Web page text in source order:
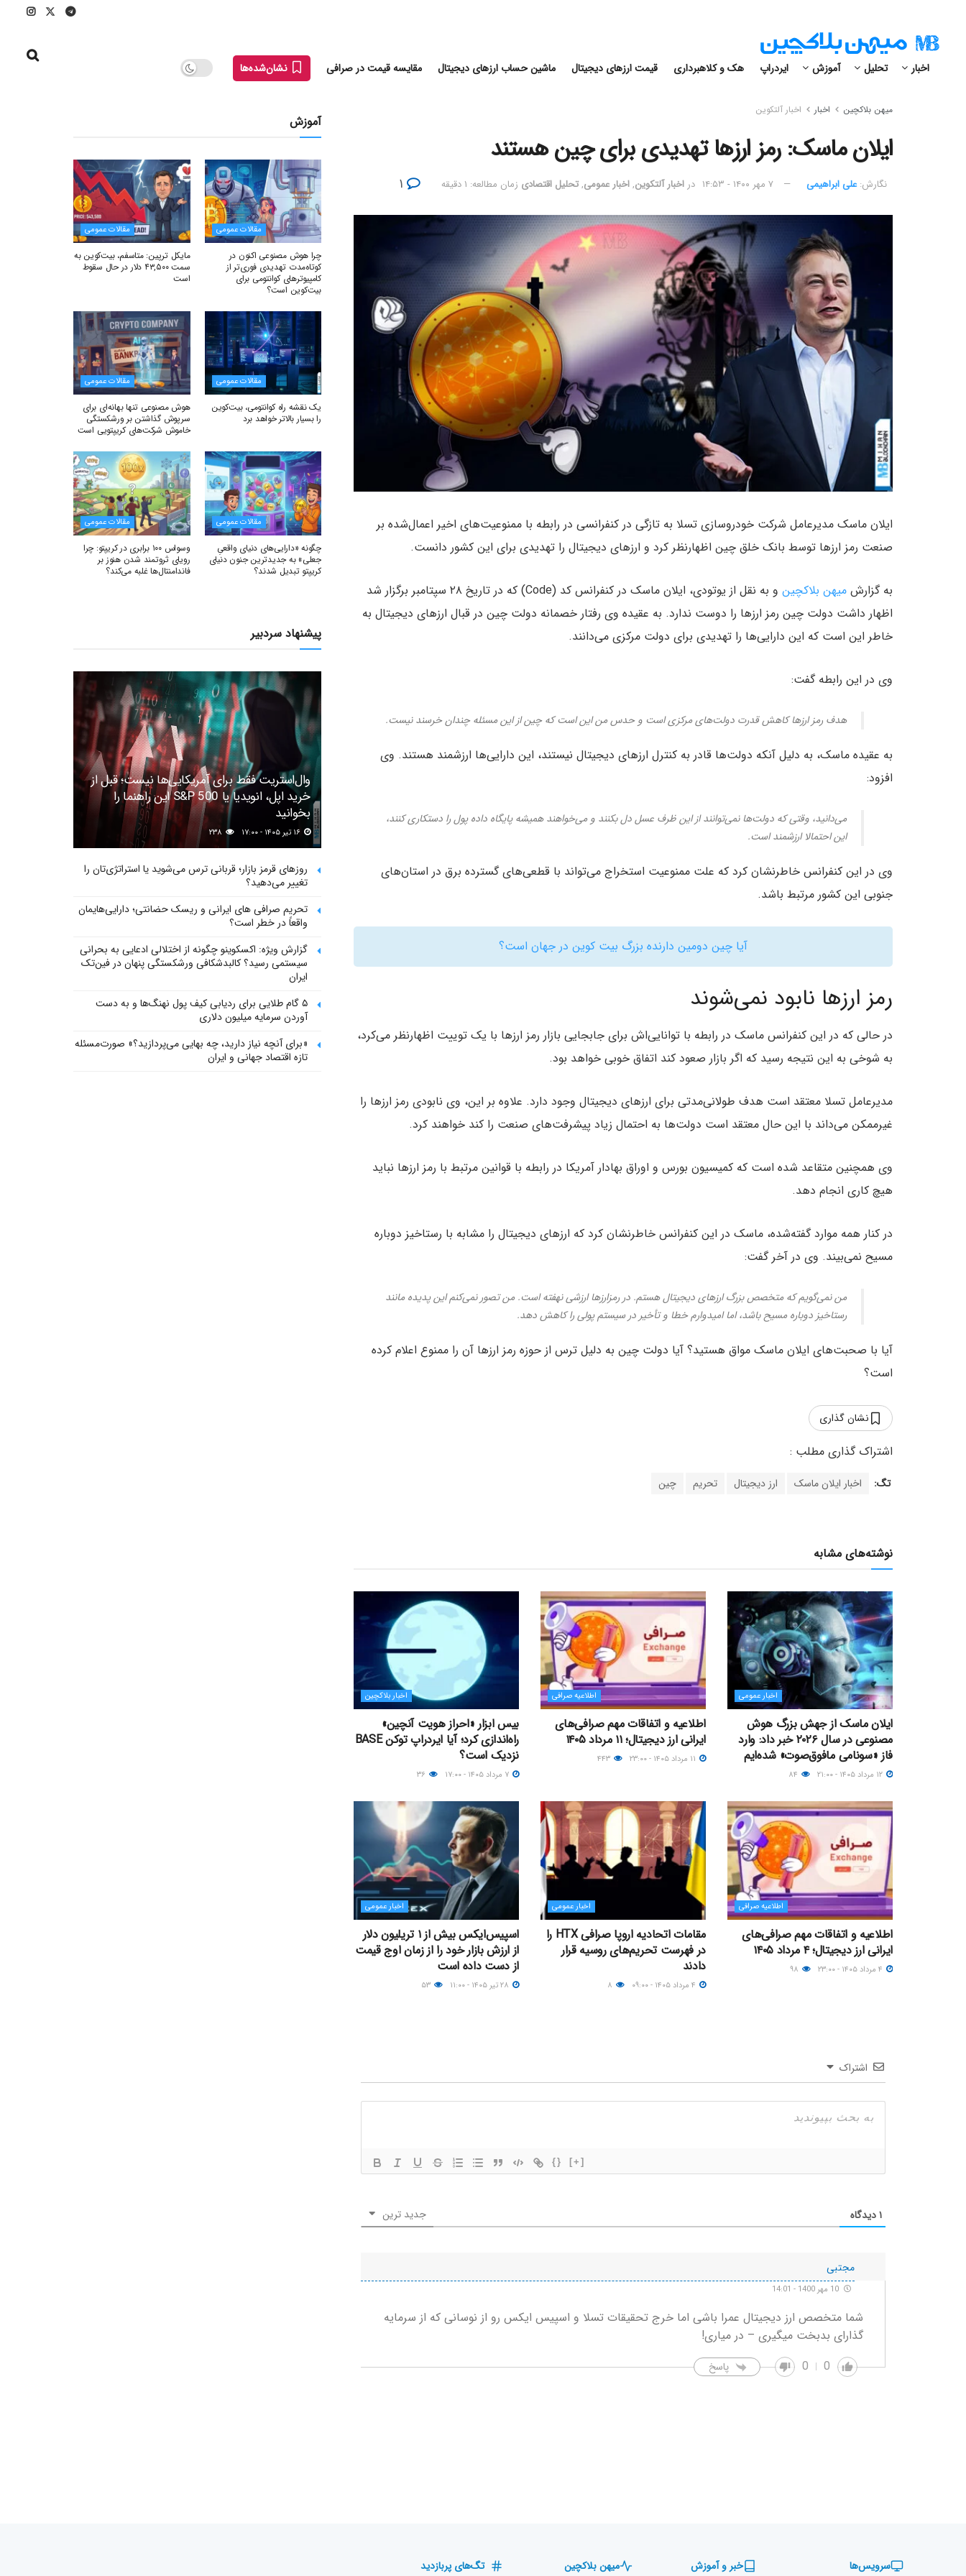
اخبار تحلیل آموزش ایردراپ هک و کلاهبرداری قیمت ارزهای دیجیتال ماشین حساب ارزهای دیجیتال مقایسه قیمت در صرافی نشان‌شده‌ها
میهن بلاکچین اخبار اخبار آلتکوین
ایلان ماسک: رمز ارزها تهدیدی برای چین هستند
نگارش:‌ علی ابراهیمی ۷ مهر ۱۴۰۰ - ۱۴:۵۳ در اخبار آلتکوین,اخبار عمومی,تحلیل اقتصادی زمان مطالعه: ۱ دقیقه
ایلان ماسک مدیرعامل شرکت خودروسازی تسلا به تازگی در کنفرانسی در رابطه با ممنوعیت‌های اخیر اعمال‌شده بر
صنعت رمز ارزها توسط بانک خلق چین اظهارنظر کرد و ارزهای دیجیتال را تهدیدی برای این کشور دانست.
به گزارش میهن بلاکچین
و به نقل از یوتودی، ایلان ماسک در کنفرانس کد (Code) که در تاریخ ۲۸ سپتامبر برگزار شد
اظهار داشت دولت چین رمز ارزها را دوست ندارد. به عقیده وی رفتار خصمانه دولت چین در قبال ارزهای دیجیتال به
خاطر این است که این دارایی‌ها را تهدیدی برای دولت مرکزی می‌دانند.
وی در این رابطه گفت:
هدف رمز ارزها کاهش قدرت دولت‌های مرکزی است و حدس من این است که چین از این مسئله چندان خرسند نیست.
به عقیده ماسک، به دلیل آنکه دولت‌ها قادر به کنترل ارزهای دیجیتال نیستند، این دارایی‌ها ارزشمند هستند. وی
افزود:
می‌دانید، وقتی که دولت‌ها نمی‌توانند از این ظرف عسل دل بکنند و می‌خواهند همیشه پایگاه داده پول را دستکاری کنند،
این احتمالا ارزشمند است.
وی در این کنفرانس خاطرنشان کرد که علت ممنوعیت استخراج می‌تواند با قطعی‌های گسترده برق در استان‌های
جنوبی این کشور مرتبط باشد.
آیا چین دومین دارنده بزرگ بیت کوین در جهان است؟
رمز ارزها نابود نمی‌شوند
در حالی که در این کنفرانس ماسک در رابطه با توانایی‌اش برای جابجایی بازار رمز ارزها با یک توییت اظهارنظر می‌کرد،
به شوخی به این نتیجه رسید که اگر بازار صعود کند اتفاق خوبی خواهد بود.
مدیرعامل تسلا معتقد است هدف طولانی‌مدتی برای ارزهای دیجیتال وجود دارد. علاوه بر این، وی نابودی رمز ارزها را
غیرممکن می‌داند با این حال معتقد است دولت‌ها به احتمال زیاد پیشرفت‌های صنعت را کند خواهند کرد.
وی همچنین متقاعد شده است که کمیسیون بورس و اوراق بهادار آمریکا در رابطه با قوانین مرتبط با رمز ارزها نباید
هیچ کاری انجام دهد.
در کنار همه موارد گفته‌شده، ماسک در این کنفرانس خاطرنشان کرد که ارزهای دیجیتال را مشابه با رستاخیز دوباره
مسیح نمی‌بیند. وی در آخر گفت:
من نمی‌گویم که متخصص بزرگ ارزهای دیجیتال هستم. در رمزارزها ارزشی نهفته است. من تصور نمی‌کنم این پدیده مانند
رستاخیز دوباره مسیح باشد، اما امیدوارم خطا و تأخیر در سیستم پولی را کاهش دهد.
آیا با صحبت‌های ایلان ماسک مواق هستید؟ آیا دولت چین به دلیل ترس از حوزه رمز ارزها آن را ممنوع اعلام کرده
است؟
نشان گذاری
تگ: اخبار ایلان ماسک ارز دیجیتال تحریم چین
نوشته‌های مشابه
اخبار عمومی
ایلان ماسک از جهش بزرگ هوش
مصنوعی در سال ۲۰۲۶ خبر داد: وارد
فاز «سونامی مافوق‌صوت» شده‌ایم
اطلاعیه صرافی
اطلاعیه و اتفاقات مهم صرافی‌های
ایرانی ارز دیجیتال؛ ۱۱ مرداد ۱۴۰۵
اخبار بلاکچین
بیس ابزار «احراز هویت آنچین»
راه‌اندازی کرد؛ آیا ایردراپ توکن BASE
نزدیک‌ است؟
اطلاعیه صرافی
اطلاعیه و اتفاقات مهم صرافی‌های
ایرانی ارز دیجیتال؛ ۴ مرداد ۱۴۰۵
اخبار عمومی
مقامات اتحادیه اروپا صرافی HTX را
در فهرست تحریم‌های روسیه قرار
دادند
اخبار عمومی
اسپیس‌ایکس بیش از ۱ تریلیون دلار
از ارزش بازار خود را از زمان اوج قیمت
از دست داده است
اشتراک
{} [+]
۱دیدگاه جدید ترین
مجتبی
شما متخصص ارز دیجیتال عمرا باشی اما خرج تحقیقات تسلا و اسپیس ایکس رو از نوسانی که از سرمایه
گذارای بدبخت میگیری – در میاری!
0
0 پاسخ
آموزش
مقالات عمومی
چرا هوش مصنوعی اکنون در
کوتاه‌مدت تهدیدی فوری‌تر از
کامپیوترهای کوانتومی برای
بیت‌کوین است؟
مقالات عمومی
مایکل ترپین: متاسفم، بیت‌کوین به
سمت ۴۳,۵۰۰ دلار در حال سقوط
است
مقالات عمومی
یک نقشه راه کوانتومی، بیت‌کوین
را بسیار بالاتر خواهد برد
مقالات عمومی
هوش مصنوعی تنها بهانه‌ای برای
سرپوش گذاشتن بر ورشکستگی
خاموش شرکت‌های کریپتویی است
مقالات عمومی
چگونه «دارایی‌های دنیای واقعیِ
جعلی» به جدیدترین جنون دنیای
کریپتو تبدیل شدند؟
مقالات عمومی
وسواس ۱۰۰ برابری در کریپتو: چرا
رویای ثروتمند شدن هنوز بر
فاندامنتال‌ها غلبه می‌کند؟
پیشنهاد سردبیر
وال‌استریت فقط برای آمریکایی‌ها نیست؛ قبل از
خرید اپل، انویدیا یا S&P 500 این راهنما را
بخوانید
روزهای قرمز بازار؛ قربانی ترس می‌شوید یا استراتژی‌تان را
تغییر می‌دهید؟
تحریم صرافی های ایرانی و ریسک حضانتی؛ دارایی‌هایمان
واقعاً در خطر است؟
گزارش ویژه: اکسکوینو چگونه از اختلالی ادعایی به بحرانی
سیستمی رسید؟ کالبدشکافی ورشکستگی پنهان در فین‌تک
ایران
۵ گام طلایی برای ردیابی کیف پول‌ نهنگ‌ها و به دست
آوردن سرمایه میلیون دلاری
«برای آنچه نیاز دارید، چه بهایی می‌پردازید؟» صورت‌مسئله
تازه اقتصاد جهانی و ایران
سرویس‌ها خبر و آموزش میهن بلاکچین تگ‌های پربازدید